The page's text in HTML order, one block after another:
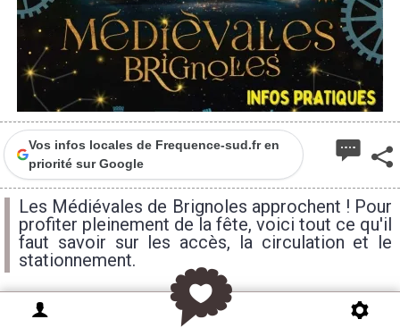
Vos infos locales de Frequence-sud.fr en
priorité sur Google
Les Médiévales de Brignoles approchent ! Pour
profiter pleinement de la fête, voici tout ce qu'il
faut savoir sur les accès, la circulation et le
stationnement.
Brignoles s’apprête à plonger dans l’univers des